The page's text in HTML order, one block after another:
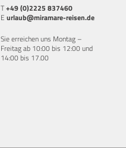
T+49 (0)2225 837460
E urlaub@miramare-reisen.de
Sie erreichen uns Montag –
Freitag ab 10:00 bis 12:00 und
14:00 bis 17.00